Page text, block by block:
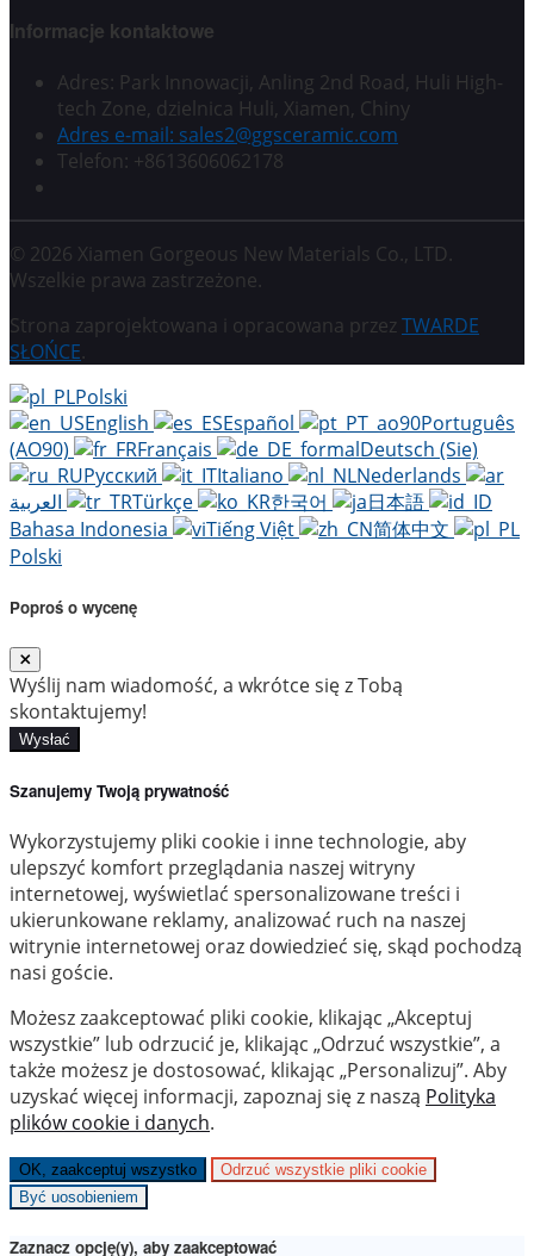
Informacje kontaktowe
Adres: Park Innowacji, Anling 2nd Road, Huli High-
tech Zone, dzielnica Huli, Xiamen, Chiny
Adres e-mail: sales2@ggsceramic.com
Telefon: +8613606062178
© 2026 Xiamen Gorgeous New Materials Co., LTD.
Wszelkie prawa zastrzeżone.
Strona zaprojektowana i opracowana przezTWARDE
SŁOŃCE.
Polski
English
Español
Português
(AO90)
Français
Deutsch (Sie)
Русский
Italiano
Nederlands
Türkçe 한국어
日本語
Bahasa Indonesia
Tiếng Việt
简体中文
Polski
Poproś o wycenę
Wyślij nam wiadomość, a wkrótce się z Tobą
skontaktujemy!
Wysłać
Szanujemy Twoją prywatność
Wykorzystujemy pliki cookie i inne technologie, aby
ulepszyć komfort przeglądania naszej witryny
internetowej, wyświetlać spersonalizowane treści i
ukierunkowane reklamy, analizować ruch na naszej
witrynie internetowej oraz dowiedzieć się, skąd pochodzą
nasi goście.
Możesz zaakceptować pliki cookie, klikając „Akceptuj
wszystkie” lub odrzucić je, klikając „Odrzuć wszystkie”, a
także możesz je dostosować, klikając „Personalizuj”. Aby
uzyskać więcej informacji, zapoznaj się z naszą Polityka
plików cookie i danych.
OK, zaakceptuj wszystko
Odrzuć wszystkie pliki cookie
Być uosobieniem
Zaznacz opcję(y), aby zaakceptować